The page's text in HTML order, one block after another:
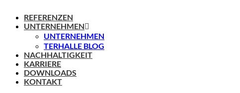
REFERENZEN
UNTERNEHMEN
UNTERNEHMEN
TERHALLE BLOG
NACHHALTIGKEIT
KARRIERE
DOWNLOADS
KONTAKT